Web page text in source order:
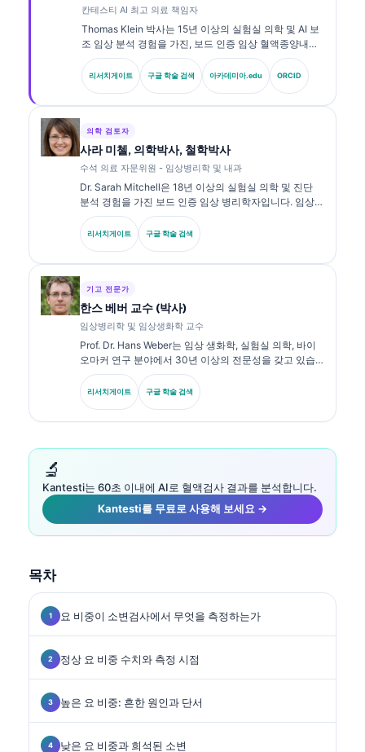
칸테스티 AI 최고 의료 책임자
Thomas Klein 박사는 15년 이상의 실험실 의학 및 AI 보
조 임상 분석 경험을 가진, 보드 인증 임상 혈액종양내과
전문의이자 내과 전문의입니다. Kantesti AI의 최고 의료
책임자(CMO)로서 그는 독자적 신경망의 의학적 정확성
에 대한 임상적 감독을 제공합니다. Klein 박사는 생체표
리서치게이트 구글 학술 검색 아카데미아.edu ORCID
의학 검토자
사라 미첼, 의학박사, 철학박사
수석 의료 자문위원 - 임상병리학 및 내과
Dr. Sarah Mitchell은 18년 이상의 실험실 의학 및 진단
분석 경험을 가진 보드 인증 임상 병리학자입니다. 임상
화학 분야의 전문 자격을 보유하고 있으며, 임상 실무에서
바이오마커 패널과 실험실 분석에 대해 광범위하게 출판
해 왔습니다.
리서치게이트 구글 학술 검색
기고 전문가
한스 베버 교수 (박사)
임상병리학 및 임상생화학 교수
Prof. Dr. Hans Weber는 임상 생화학, 실험실 의학, 바이
오마커 연구 분야에서 30년 이상의 전문성을 갖고 있습
니다. 독일 임상화학회 전 회장으로서, 진단 패널 분석, 바
이오마커 표준화, AI 보조 실험실 의학을 전문으로 합니
다.
리서치게이트 구글 학술 검색
🔬
Kantesti는 60초 이내에 AI로 혈액검사 결과를 분석합니다.
Kantesti를 무료로 사용해 보세요 →
목차
요 비중이 소변검사에서 무엇을 측정하는가
정상 요 비중 수치와 측정 시점
높은 요 비중: 흔한 원인과 단서
낮은 요 비중과 희석된 소변